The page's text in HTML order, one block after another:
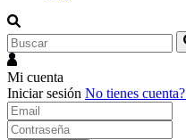
Mi cuenta
Iniciar sesión No tienes cuenta?